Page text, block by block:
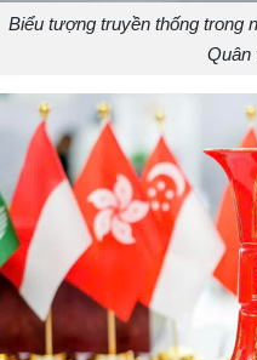
Biểu tượng truyền thống trong
Quân